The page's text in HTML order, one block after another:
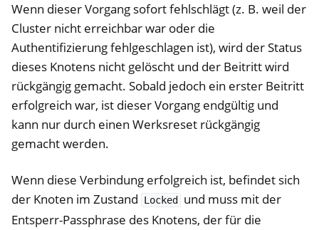
Wenn dieser Vorgang sofort fehlschlägt (z. B. weil der
Cluster nicht erreichbar war oder die
Authentifizierung fehlgeschlagen ist), wird der Status
dieses Knotens nicht gelöscht und der Beitritt wird
rückgängig gemacht. Sobald jedoch ein erster Beitritt
erfolgreich war, ist dieser Vorgang endgültig und
kann nur durch einen Werksreset rückgängig
gemacht werden.
Wenn diese Verbindung erfolgreich ist, befindet sich
der Knoten im Zustand
Locked
und muss mit der
Entsperr-Passphrase des Knotens, der für die